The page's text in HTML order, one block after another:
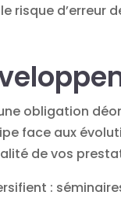
risque d’erreur
obligation
face aux
de vos
: